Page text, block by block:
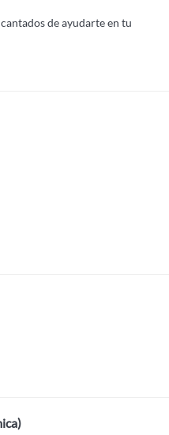
de ayudarte en tu